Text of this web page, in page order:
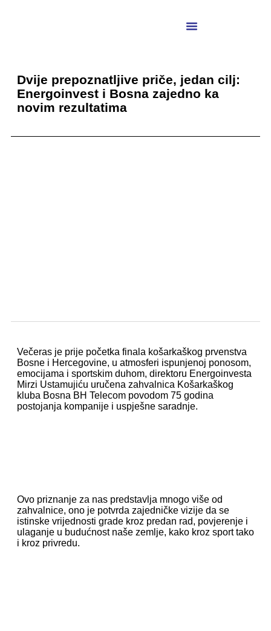
Dvije prepoznatljive priče, jedan cilj:
Energoinvest i Bosna zajedno ka
novim rezultatima
Večeras je prije početka finala košarkaškog prvenstva
Bosne i Hercegovine, u atmosferi ispunjenoj ponosom,
emocijama i sportskim duhom, direktoru Energoinvesta
Mirzi Ustamujiću uručena zahvalnica Košarkaškog
kluba Bosna BH Telecom povodom 75 godina
postojanja kompanije i uspješne saradnje.
Ovo priznanje za nas predstavlja mnogo više od
zahvalnice, ono je potvrda zajedničke vizije da se
istinske vrijednosti grade kroz predan rad, povjerenje i
ulaganje u budućnost naše zemlje, kako kroz sport tako
i kroz privredu.